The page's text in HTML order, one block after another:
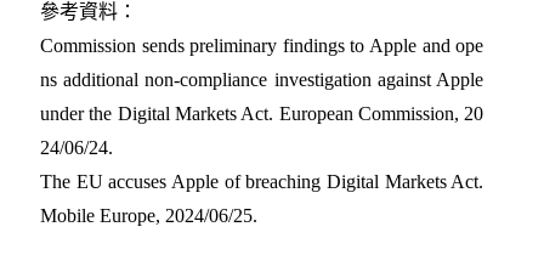
參考資料：
Commission sends preliminary findings to Apple and ope
ns additional non-compliance investigation against Apple
under the Digital Markets Act. European Commission, 20
24/06/24.
The EU accuses Apple of breaching Digital Markets Act.
Mobile Europe, 2024/06/25.